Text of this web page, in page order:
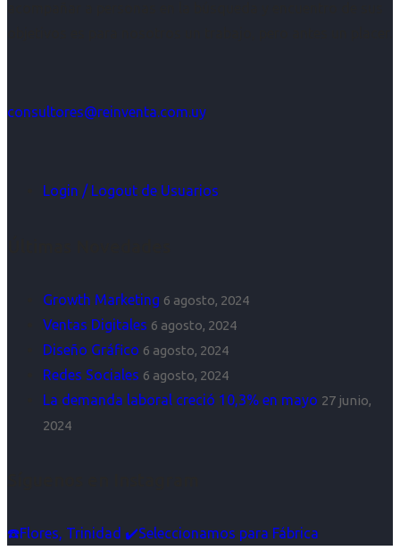
consultores@reinventa.com.uy
Login / Logout de Usuarios
Growth Marketing 6 agosto, 2024
Ventas Digitales 6 agosto, 2024
Diseño Gráfico 6 agosto, 2024
Redes Sociales 6 agosto, 2024
La demanda laboral creció 10,3% en mayo 27 junio,
2024
☎️Flores, Trinidad ✔️Seleccionamos para Fábrica